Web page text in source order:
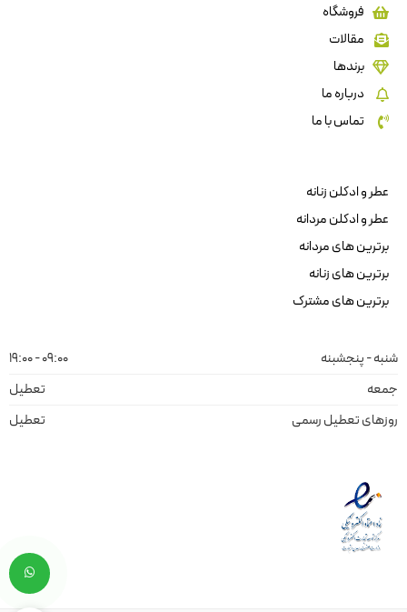
فروشگاه
مقالات
برندها
درباره ما
تماس با ما
عطر و ادکلن زنانه
عطر و ادکلن مردانه
برترین های مردانه
برترین های زنانه
برترین های مشترک
شنبه - پنجشبنه
09:00 - 19:00
جمعه
تعطیل
روزهای تعطیل رسمی
تعطیل